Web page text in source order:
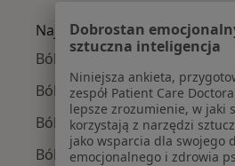
Najczęście leczone choroby
Bóle kręgosłupa w Warszawie
Ból kolana w Warszawie
Ból barku w Warszawie
Ból biodra w Warszawie
Dobrostan
sztuczna inteligencja
Niniejsza ankieta,
zespół Patient Care
lepsze zrozumienie, w jaki
korzystają z narzędzi
jako wsparcia dla swojego
emocjonalnego i zdrowia